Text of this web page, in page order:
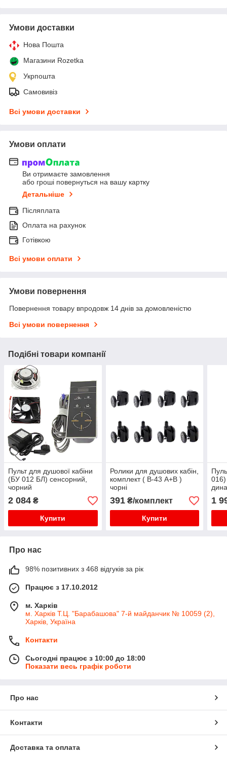
Умови доставки
Нова Пошта
Магазини Rozetka
Укрпошта
Самовивіз
Всі умови доставки
Умови оплати
Ви отримаєте замовлення
або гроші повернуться на вашу картку
Детальніше
Післяплата
Оплата на рахунок
Готівкою
Всі умови оплати
Умови повернення
Повернення товару впродовж 14 днів за домовленістю
Всі умови повернення
Подібні товари компанії
Пульт для душової кабіни
(БУ 012 БЛ) сенсорний,
чорний
2 084 ₴
Купити
Ролики для душових кабін,
комплект ( В-43 А+В )
чорні
391₴/комплект
Купити
1
Про нас
98% позитивних з 468 відгуків за рік
Працює з 17.10.2012
м. Харків
м. Харків Т.Ц. "Барабашова" 7-й майданчик № 10059 (2),
Харків, Україна
Контакти
Сьогодні працює з 10:00 до 18:00
Показати весь графік роботи
Про нас
Контакти
Доставка та оплата